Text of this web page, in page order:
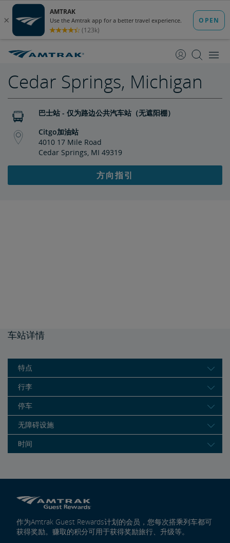
至
至
Cedar Springs, Michigan
巴士站 - 仅为路边公共汽车站（无遮阳棚）
Citgo加油站
4010 17 Mile Road
Cedar Springs, MI 49319
方向指引
车站详情
特点
行李
停车
无障碍设施
时间
作为Amtrak Guest Rewards计划的会员，您每次搭乘列车都可
获得奖励。赚取的积分可用于获得奖励旅行、升级等。